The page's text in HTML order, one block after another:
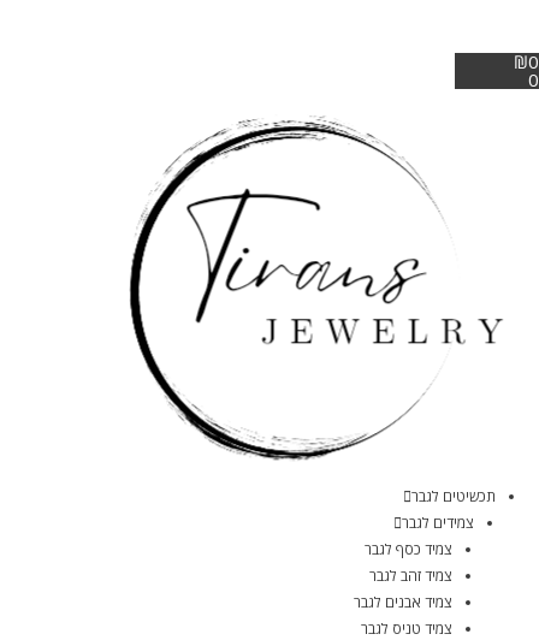
₪0
0
תכשיטים לגבר
צמידים לגבר
צמיד כסף לגבר
צמיד זהב לגבר
צמיד אבנים לגבר
צמיד טניס לגבר